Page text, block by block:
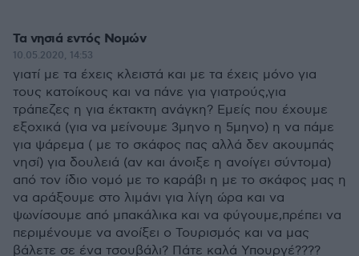
Τα νησιά εντός Νομών
10.05.2020, 14:53
γιατί με τα έχεις κλειστά και με τα έχεις μόνο για
τους κατοίκους και να πάνε για γιατρούς,για
τράπεζες η για έκτακτη ανάγκη? Εμείς που έχουμε
εξοχικά (για να μείνουμε 3μηνο η 5μηνο) η να πάμε
για ψάρεμα ( με το σκάφος πας αλλά δεν ακουμπάς
νησί) για δουλειά (αν και άνοιξε η ανοίγει σύντομα)
από τον ίδιο νομό με το καράβι η με το σκάφος μας η
να αράξουμε στο λιμάνι για λίγη ώρα και να
ψωνίσουμε από μπακάλικα και να φύγουμε,πρέπει να
περιμένουμε να ανοίξει ο Τουρισμός και να μας
βάλετε σε ένα τσουβάλι? Πάτε καλά Υπουργέ????